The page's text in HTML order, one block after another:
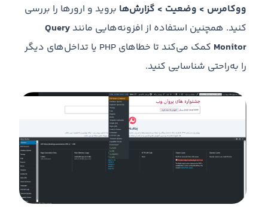
ووکامرس > وضعیت > گزارش‌ها بروید و ارورها را بررسی
کنید. همچنین استفاده از افزونه‌هایی مانند Query
Monitor
کمک می‌کند تا خطاهای PHP یا تداخل‌های دیگر
را به‌راحتی شناسایی کنید.